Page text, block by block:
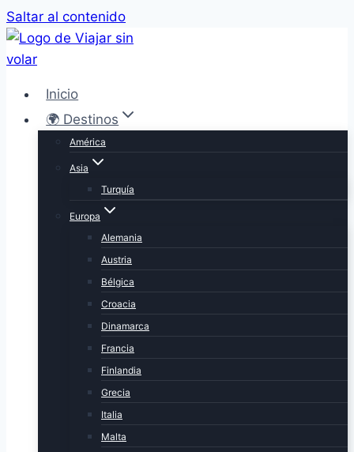
Saltar al contenido
Inicio
🌍 Destinos
América
Asia
Turquía
Europa
Alemania
Austria
Bélgica
Croacia
Dinamarca
Francia
Finlandia
Grecia
Italia
Malta